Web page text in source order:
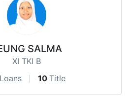
SALMA
XI TKI B
Loans 10 Title